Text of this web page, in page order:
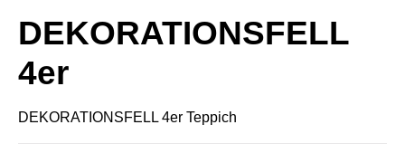
DEKORATIONSFELL
4er
DEKORATIONSFELL 4er Teppich